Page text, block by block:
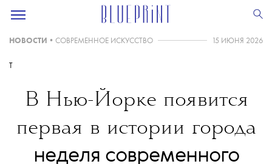
НОВОСТИ • СОВРЕМЕННОЕ ИСКУССТВО 15 ИЮНЯ 2026
T
В Нью-Йорке появится
первая в истории города
неделя современного